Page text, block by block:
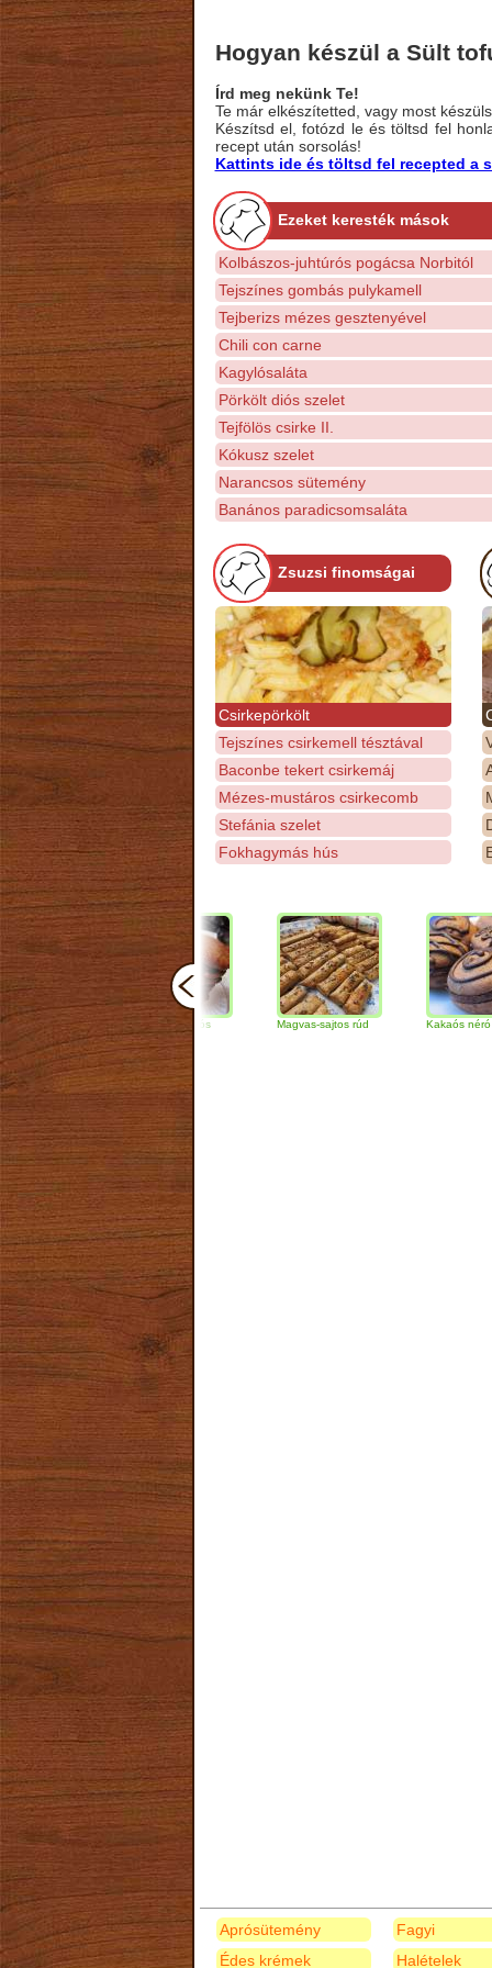
Hogyan készül a Sült
Írd meg nekünk Te!
Te már elkészítetted, vagy most
Készítsd el, fotózd le és töltsd fel
recept után sorsolás!
Kattints ide és töltsd fel recepted a
Ezeket keresték mások
Kolbászos-juhtúrós pogácsa Norbitól
Tejszínes gombás pulykamell
Tejberizs mézes gesztenyével
Chili con carne
Kagylósaláta
Pörkölt diós szelet
Tejfölös csirke II.
Kókusz szelet
Narancsos sütemény
Banános paradicsomsaláta
Zsuzsi finomságai
Csirkepörkölt
Tejszínes csirkemell tésztával
Baconbe tekert csirkemáj
Mézes-mustáros csirkecomb
Stefánia szelet
Fokhagymás hús
Csokoládés-diós
szendvics
Magvas-sajtos rúd Kakaós néró
Aprósütemény
Édes krémek
Fagyi
Halételek